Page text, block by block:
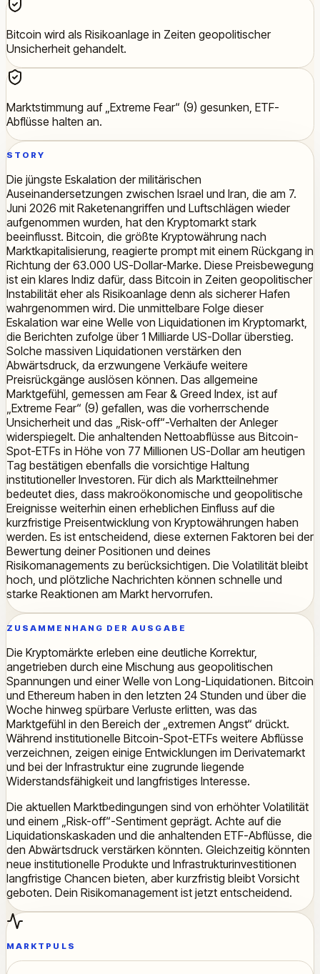
Bitcoin wird als Risikoanlage in Zeiten geopolitischer
Unsicherheit gehandelt.
Marktstimmung auf „Extreme Fear“ (9) gesunken, ETF-
Abflüsse halten an.
STORY
Die jüngste Eskalation der militärischen
Auseinandersetzungen zwischen Israel und Iran, die am 7.
Juni 2026 mit Raketenangriffen und Luftschlägen wieder
aufgenommen wurden, hat den Kryptomarkt stark
beeinflusst. Bitcoin, die größte Kryptowährung nach
Marktkapitalisierung, reagierte prompt mit einem Rückgang in
Richtung der 63.000 US-Dollar-Marke. Diese Preisbewegung
ist ein klares Indiz dafür, dass Bitcoin in Zeiten geopolitischer
Instabilität eher als Risikoanlage denn als sicherer Hafen
wahrgenommen wird. Die unmittelbare Folge dieser
Eskalation war eine Welle von Liquidationen im Kryptomarkt,
die Berichten zufolge über 1 Milliarde US-Dollar überstieg.
Solche massiven Liquidationen verstärken den
Abwärtsdruck, da erzwungene Verkäufe weitere
Preisrückgänge auslösen können. Das allgemeine
Marktgefühl, gemessen am Fear & Greed Index, ist auf
„Extreme Fear“ (9) gefallen, was die vorherrschende
Unsicherheit und das „Risk-off“-Verhalten der Anleger
widerspiegelt. Die anhaltenden Nettoabflüsse aus Bitcoin-
Spot-ETFs in Höhe von 77 Millionen US-Dollar am heutigen
Tag bestätigen ebenfalls die vorsichtige Haltung
institutioneller Investoren. Für dich als Marktteilnehmer
bedeutet dies, dass makroökonomische und geopolitische
Ereignisse weiterhin einen erheblichen Einfluss auf die
kurzfristige Preisentwicklung von Kryptowährungen haben
werden. Es ist entscheidend, diese externen Faktoren bei der
Bewertung deiner Positionen und deines
Risikomanagements zu berücksichtigen. Die Volatilität bleibt
hoch, und plötzliche Nachrichten können schnelle und
starke Reaktionen am Markt hervorrufen.
ZUSAMMENHANG DER AUSGABE
Die Kryptomärkte erleben eine deutliche Korrektur,
angetrieben durch eine Mischung aus geopolitischen
Spannungen und einer Welle von Long-Liquidationen. Bitcoin
und Ethereum haben in den letzten 24 Stunden und über die
Woche hinweg spürbare Verluste erlitten, was das
Marktgefühl in den Bereich der „extremen Angst“ drückt.
Während institutionelle Bitcoin-Spot-ETFs weitere Abflüsse
verzeichnen, zeigen einige Entwicklungen im Derivatemarkt
und bei der Infrastruktur eine zugrunde liegende
Widerstandsfähigkeit und langfristiges Interesse.
Die aktuellen Marktbedingungen sind von erhöhter Volatilität
und einem „Risk-off“-Sentiment geprägt. Achte auf die
Liquidationskaskaden und die anhaltenden ETF-Abflüsse, die
den Abwärtsdruck verstärken könnten. Gleichzeitig könnten
neue institutionelle Produkte und Infrastrukturinvestitionen
langfristige Chancen bieten, aber kurzfristig bleibt Vorsicht
geboten. Dein Risikomanagement ist jetzt entscheidend.
MARKTPULS